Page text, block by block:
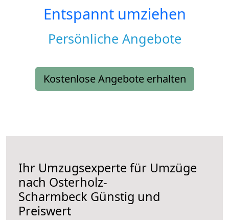
Entspannt umziehen
Persönliche Angebote
Kostenlose Angebote erhalten
Ihr Umzugsexperte für Umzüge
nach Osterholz-
Scharmbeck Günstig und
Preiswert